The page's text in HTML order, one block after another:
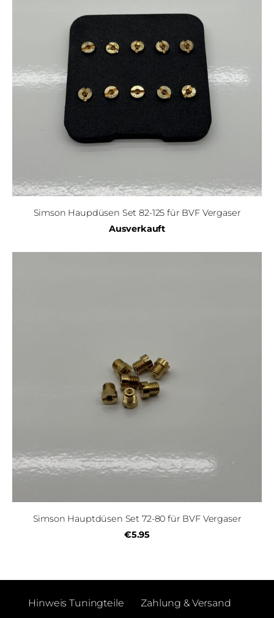
Simson Haupdüsen Set 82-125 für BVF Vergaser
Ausverkauft
Simson Hauptdüsen Set 72-80 für BVF Vergaser
€5.95
Hinweis Tuningteile Zahlung & Versand